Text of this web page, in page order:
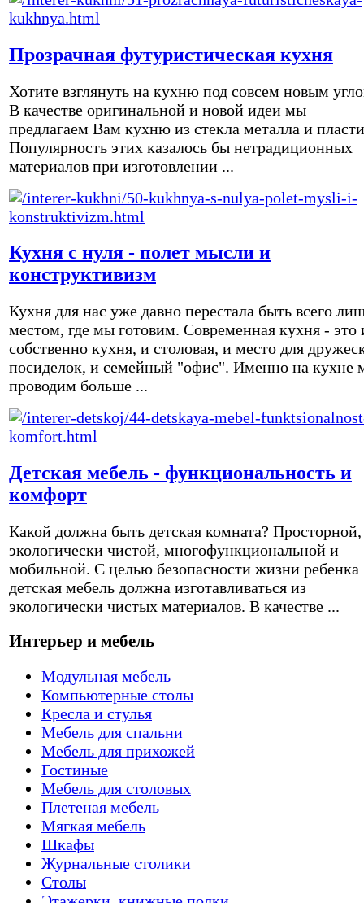
Прозрачная футуристическая кухня
Хотите взглянуть на кухню под совсем новым
В качестве оригинальной и новой идеи мы
предлагаем Вам кухню из стекла металла и
Популярность этих казалось бы нетрадиционных
материалов при изготовлении ...
Кухня с нуля - полет мысли и
конструктивизм
Кухня для нас уже давно перестала быть всего
местом, где мы готовим. Современная кухня - это
собственно кухня, и столовая, и место для
посиделок, и семейный "офис". Именно на кухне
проводим больше ...
Детская мебель - функциональность и
комфорт
Какой должна быть детская комната? Просторной,
экологически чистой, многофункциональной и
мобильной. С целью безопасности жизни ребенка
детская мебель должна изготавливаться из
экологически чистых материалов. В качестве ...
Интерьер и мебель
Модульная мебель
Компьютерные столы
Кресла и стулья
Мебель для спальни
Мебель для прихожей
Гостиные
Мебель для столовых
Плетеная мебель
Мягкая мебель
Шкафы
Журнальные столики
Столы